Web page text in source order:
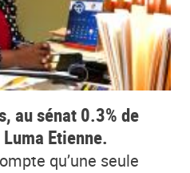
au sénat 0.3% de
Etienne.
qu’une seule